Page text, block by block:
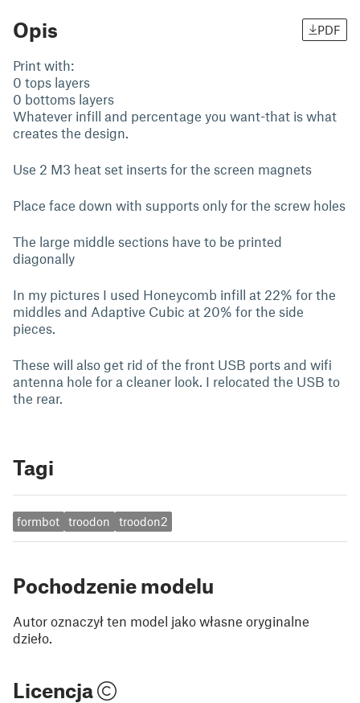
Opis PDF
Print with:
0 tops layers
0 bottoms layers
Whatever infill and percentage you want-that is what
creates the design.
Use 2 M3 heat set inserts for the screen magnets
Place face down with supports only for the screw holes
The large middle sections have to be printed
diagonally
In my pictures I used Honeycomb infill at 22% for the
middles and Adaptive Cubic at 20% for the side
pieces.
These will also get rid of the front USB ports and wifi
antenna hole for a cleaner look. I relocated the USB to
the rear.
Tagi
formbot troodon troodon2
Pochodzenie modelu
Autor oznaczył ten model jako własne oryginalne
dzieło.
Licencja